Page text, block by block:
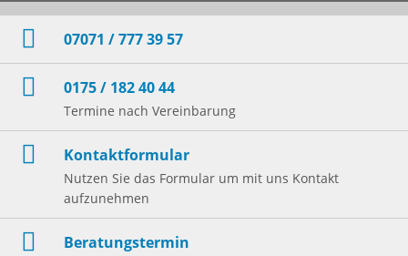
07071 / 777 39 57
0175 / 182 40 44
Termine nach Vereinbarung
Kontaktformular
Nutzen Sie das Formular um mit uns Kontakt
aufzunehmen
Beratungstermin